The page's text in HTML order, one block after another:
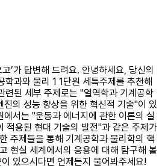
’가 답변해 드려요. 안녕하세요, 당신의
학과와 물리 1 1단원 세특주제를 추천해
련된 세부 주제로는 "열역학과 기계공학
의 성능 향상을 위한 혁신적 기술"이 있
에서는 "운동과 에너지에 관한 이론의 실
적용된 현대 기술의 발전"과 같은 주제가
주제들을 통해 기계공학과 물리학의 핵
현실 세계에서의 응용에 대해 탐구해 볼
있으시다면 언제든지 물어봐주세요!